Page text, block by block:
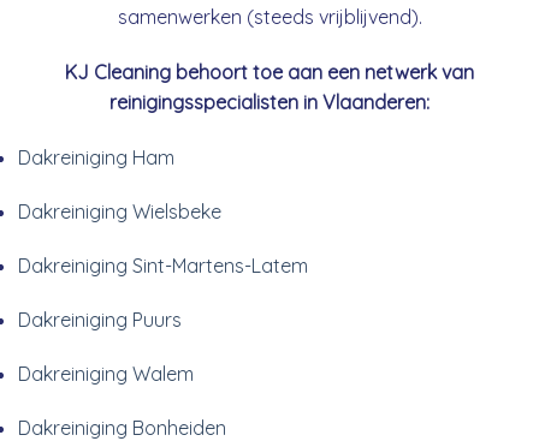
samenwerken (steeds vrijblijvend).
KJ Cleaning behoort toe aan een netwerk van
reinigingsspecialisten in Vlaanderen:
Dakreiniging Ham
Dakreiniging Wielsbeke
Dakreiniging Sint-Martens-Latem
Dakreiniging Puurs
Dakreiniging Walem
Dakreiniging Bonheiden